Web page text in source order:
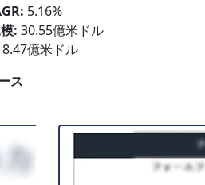
5.16%
: 30.55億米ドル
億米ドル
ス